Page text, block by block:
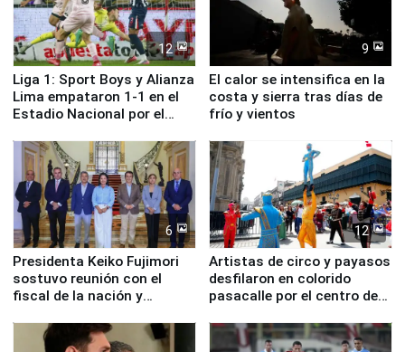
12
Liga 1: Sport Boys y Alianza
Lima empataron 1-1 en el
Estadio Nacional por el
9
El calor se intensifica en la
costa y sierra tras días de
frío y vientos
6
Presidenta Keiko Fujimori
sostuvo reunión con el
fiscal de la nación y
12
Artistas de circo y payasos
desfilaron en colorido
pasacalle por el centro de